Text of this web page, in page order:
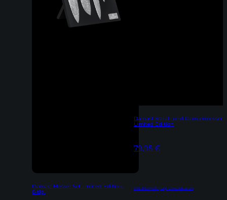
Damast Messer Set Limited Edition,
6-tlg.
Damast Schäl- und Garniermesser
Limited Edition
79,95 €
Inkl. 19% MwSt | zzgl. Versandkosten